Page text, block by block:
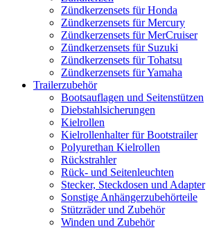
Zündkerzensets für Honda
Zündkerzensets für Mercury
Zündkerzensets für MerCruiser
Zündkerzensets für Suzuki
Zündkerzensets für Tohatsu
Zündkerzensets für Yamaha
Trailerzubehör
Bootsauflagen und Seitenstützen
Diebstahlsicherungen
Kielrollen
Kielrollenhalter für Bootstrailer
Polyurethan Kielrollen
Rückstrahler
Rück- und Seitenleuchten
Stecker, Steckdosen und Adapter
Sonstige Anhängerzubehörteile
Stützräder und Zubehör
Winden und Zubehör